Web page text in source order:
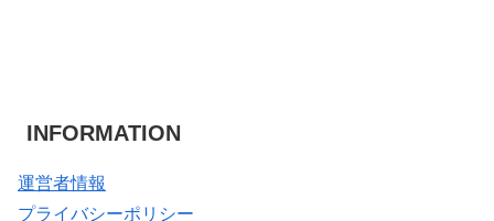
INFORMATION
運営者情報
プライバシーポリシー